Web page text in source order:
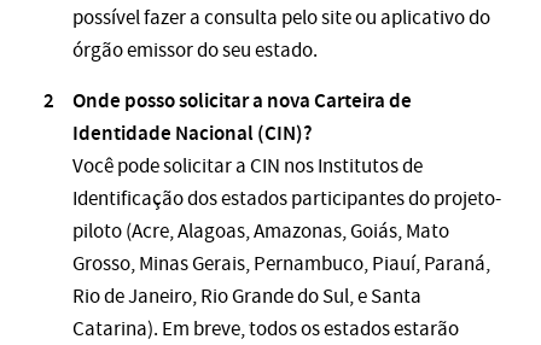
possível fazer a consulta pelo site ou aplicativo do
órgão emissor do seu estado​.
Onde posso solicitar a nova Carteira de
Identidade Nacional (CIN)?
Você pode solicitar a CIN nos Institutos de
Identificação dos estados participantes do projeto-
piloto (Acre, Alagoas, Amazonas, Goiás, Mato
Grosso, Minas Gerais, Pernambuco, Piauí, Paraná,
Rio de Janeiro, Rio Grande do Sul, e Santa
Catarina). Em breve, todos os estados estarão